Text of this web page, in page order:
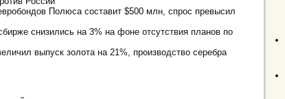
Полюса составит $500 млн, спрос превысил
снизились на 3% на фоне отсутствия планов по
выпуск золота на 21%, производство серебра